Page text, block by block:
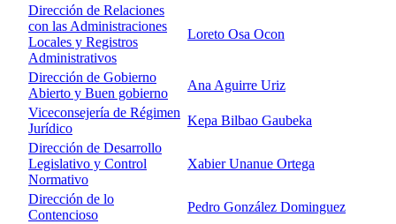
Dirección de Relaciones
con las Administraciones
Locales y Registros
Administrativos
Loreto Osa Ocon
Dirección de Gobierno
Abierto y Buen gobierno
Ana Aguirre Uriz
Viceconsejería de Régimen
Jurídico
Kepa Bilbao Gaubeka
Dirección de Desarrollo
Legislativo y Control
Normativo
Xabier Unanue Ortega
Dirección de lo
Contencioso
Pedro González Dominguez